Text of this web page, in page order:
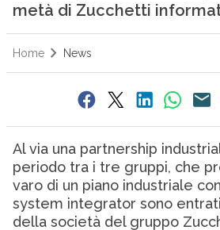
metà di Zucchetti
Home News
Al via una partnership
periodo tra i tre gruppi, che
varo di un piano industriale
system integrator sono
della società del gruppo